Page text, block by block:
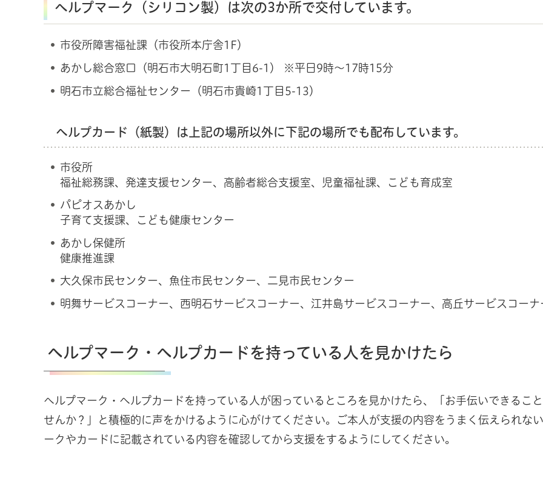
ヘルプマーク（シリコン製）は次の3か所で交付しています。
市役所障害福祉課（市役所本庁舎1F）
あかし総合窓口（明石市大明石町1丁目6-1） ※平日9時～17時15分
明石市立総合福祉センター（明石市貴崎1丁目5-13）
ヘルプカード（紙製）は上記の場所以外に下記の場所でも配布しています。
市役所
福祉総務課、発達支援センター、高齢者総合支援室、児童福祉課、こども育成室
パピオスあかし
子育て支援課、こども健康センター
あかし保健所
健康推進課
大久保市民センター、魚住市民センター、二見市民センター
明舞サービスコーナー、西明石サービスコーナー、江井島サービスコーナー、高丘サービスコーナ
ヘルプマーク・ヘルプカードを持っている人を見かけたら
ヘルプマーク・ヘルプカードを持っている人が困っているところを見かけたら、「お手伝いできるこ
せんか？」と積極的に声をかけるように心がけてください。ご本人が支援の内容をうまく伝えられな
ークやカードに記載されている内容を確認してから支援をするようにしてください。